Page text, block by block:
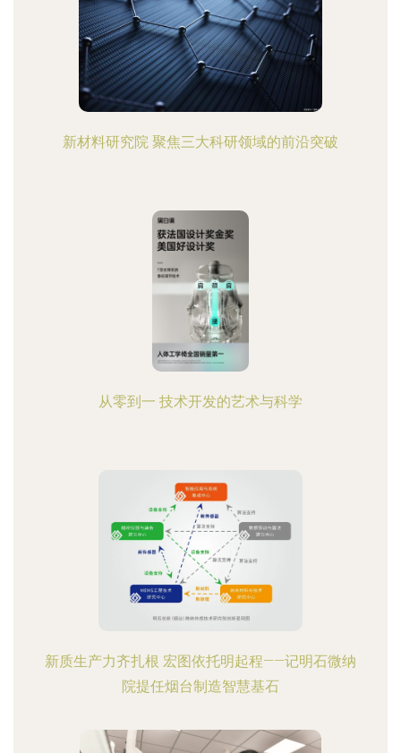
新材料研究院 聚焦三大科研领域的前沿突破
从零到一 技术开发的艺术与科学
新质生产力齐扎根 宏图依托明起程——记明石微纳
院提任烟台制造智慧基石